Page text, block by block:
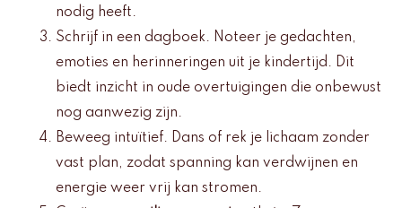
nodig heeft.
Schrijf in een dagboek. Noteer je gedachten,
emoties en herinneringen uit je kindertijd. Dit
biedt inzicht in oude overtuigingen die onbewust
nog aanwezig zijn.
Beweeg intuïtief. Dans of rek je lichaam zonder
vast plan, zodat spanning kan verdwijnen en
energie weer vrij kan stromen.